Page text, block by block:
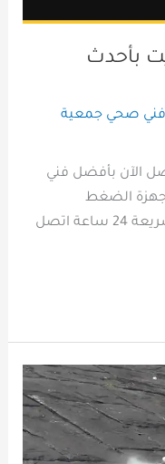
بأحدث
فني صحي جمعية
الآن بأفضل فني
الضغط
والكاميرات بأسعار تنافسية. خدمة سريعة 24 ساعة اتصل